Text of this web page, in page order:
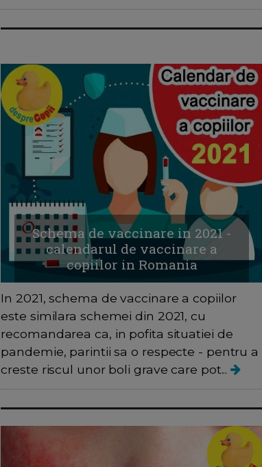
Schema de vaccinare in 2021 -
calendarul de vaccinare a
copiilor in Romania
In 2021, schema de vaccinare a copiilor
este similara schemei din 2021, cu
recomandarea ca, in pofita situatiei de
pandemie, parintii sa o respecte - pentru a
creste riscul unor boli grave care pot...